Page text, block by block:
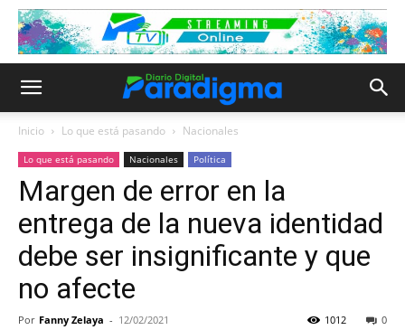
Inicio Lo que está pasando Nacionales
Lo que está pasando Nacionales Política
Margen de error en la
entrega de la nueva identidad
debe ser insignificante y que
no afecte
Por Fanny Zelaya - 12/02/2021 0
1012